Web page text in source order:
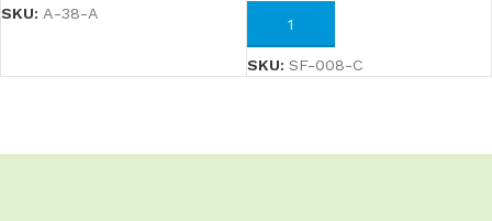
SKU: A-38-A
AÑADIR AL CARRITO
SKU: SF-008-C